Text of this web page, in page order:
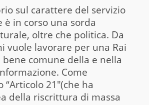
sul carattere del servizio
è in corso una sorda
oltre che politica. Da
vuole lavorare per una Rai
comune della e nella
Come
“Articolo 21″(che ha
della riscrittura di massa